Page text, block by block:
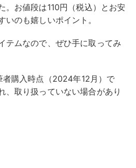
。お値段は110円（税込）とお安
のも嬉しいポイント。
テムなので、ぜひ手に取ってみ
者購入時点（2024年12月）で
、取り扱っていない場合があり